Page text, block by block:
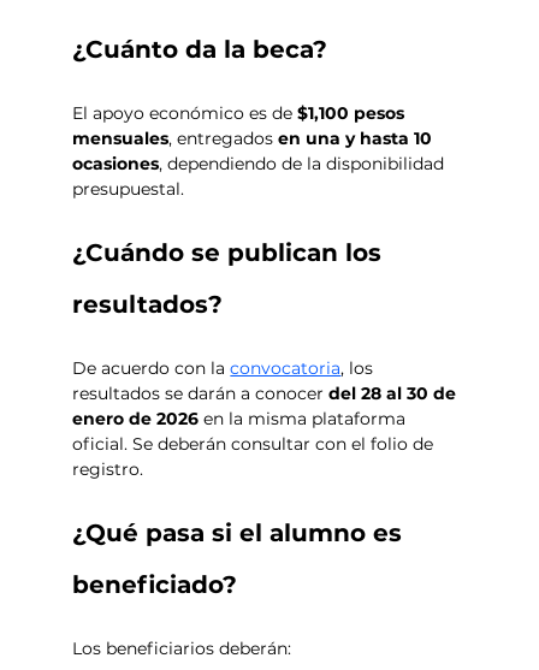
¿Cuánto da la beca?
El apoyo económico es de $1,100 pesos
mensuales, entregados en una y hasta 10
ocasiones, dependiendo de la disponibilidad
presupuestal.
¿Cuándo se publican los
resultados?
De acuerdo con la convocatoria, los
resultados se darán a conocer del 28 al 30 de
enero de 2026 en la misma plataforma
oficial. Se deberán consultar con el folio de
registro.
¿Qué pasa si el alumno es
beneficiado?
Los beneficiarios deberán: